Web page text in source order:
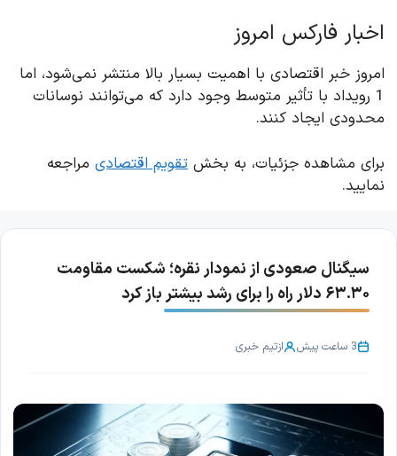
اخبار فارکس امروز
امروز خبر اقتصادی با اهمیت بسیار بالا منتشر نمی‌شود، اما
1 رویداد با تأثیر متوسط وجود دارد که می‌توانند نوسانات
محدودی ایجاد کنند.
برای مشاهده جزئیات، به بخش تقویم اقتصادی مراجعه
نمایید.
سیگنال صعودی از نمودار نقره؛ شکست مقاومت
۶۳.۳۰ دلار راه را برای رشد بیشتر باز کرد
3 ساعت پیش ازتیم خبری